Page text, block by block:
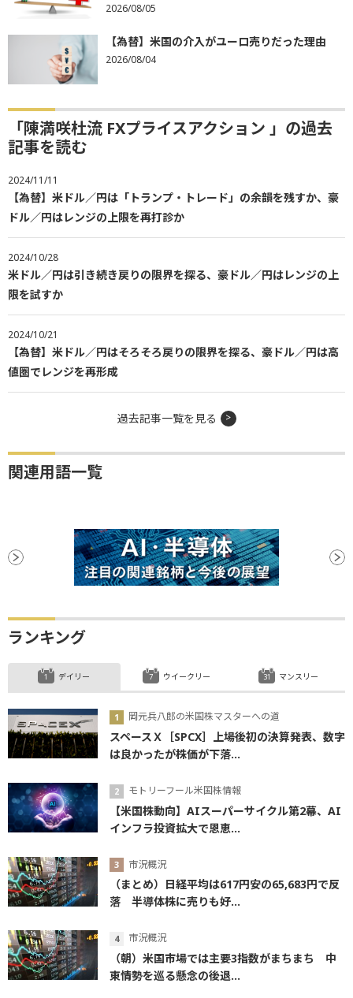
2026/08/05
【為替】米国の介入がユーロ売りだった理由
2026/08/04
「陳満咲杜流 FXプライスアクション 」の過去
記事を読む
2024/11/11
【為替】米ドル／円は「トランプ・トレード」の余韻を残すか、豪
ドル／円はレンジの上限を再打診か
2024/10/28
米ドル／円は引き続き戻りの限界を探る、豪ドル／円はレンジの上
限を試すか
2024/10/21
【為替】米ドル／円はそろそろ戻りの限界を探る、豪ドル／円は高
値圏でレンジを再形成
過去記事一覧を見る
関連用語一覧
ランキング
デイリー
岡元兵八郎の米国株マスターへの道
スペースＸ［SPCX］上場後初の決算発表、数字
は良かったが株価が下落...
モトリーフール米国株情報
【米国株動向】AIスーパーサイクル第2幕、AI
インフラ投資拡大で恩恵...
市況概況
（まとめ）日経平均は617円安の65,683円で反
落 半導体株に売りも好...
市況概況
（朝）米国市場では主要3指数がまちまち 中
東情勢を巡る懸念の後退...
ウイークリー マンスリー